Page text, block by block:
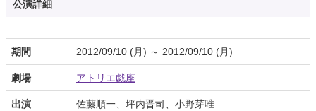
公演詳細
期間 2012/09/10 (月) ～ 2012/09/10 (月)
劇場 アトリエ戯座
出演 佐藤順一、坪内晋司、小野芽唯